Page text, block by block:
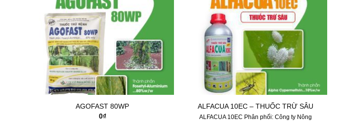
AGOFAST 80WP
0₫
ALFACUA 10EC – THUỐC TRỪ SÂU
ALFACUA 10EC Phân phối: Công ty Nông